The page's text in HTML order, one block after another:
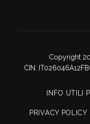
Copyright
CIN:
INFO UTILI
PRIVACY POLICY